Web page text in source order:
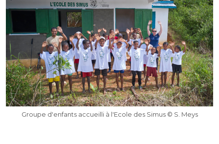
Groupe d'enfants accueilli à l'Ecole des Simus © S. Meys